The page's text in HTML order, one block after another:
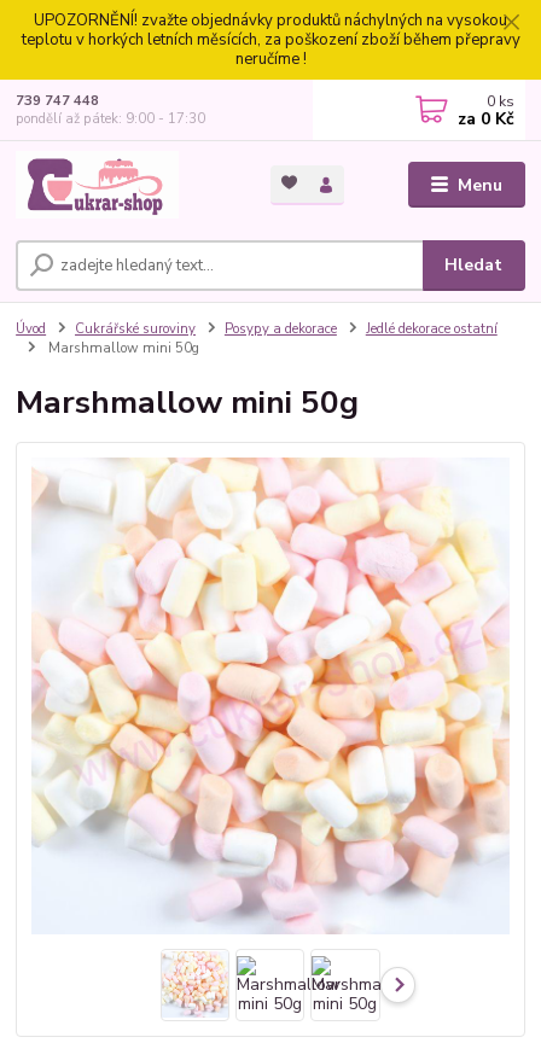
UPOZORNĚNÍ! zvažte objednávky produktů náchylných na vysokou
teplotu v horkých letních měsících, za poškození zboží během přepravy
neručíme !
Menu
Hledat
739 747 448
pondělí až pátek: 9:00 - 17:30
0 ks
za 0 Kč
Úvod Cukrářské suroviny Posypy a dekorace
Jedlé dekorace ostatní
Marshmallow mini 50g
Marshmallow mini 50g